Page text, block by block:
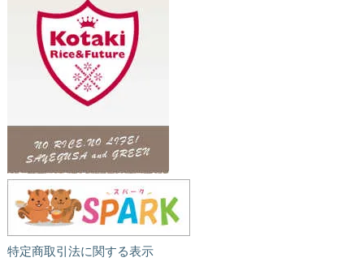
特定商取引法に関する表示